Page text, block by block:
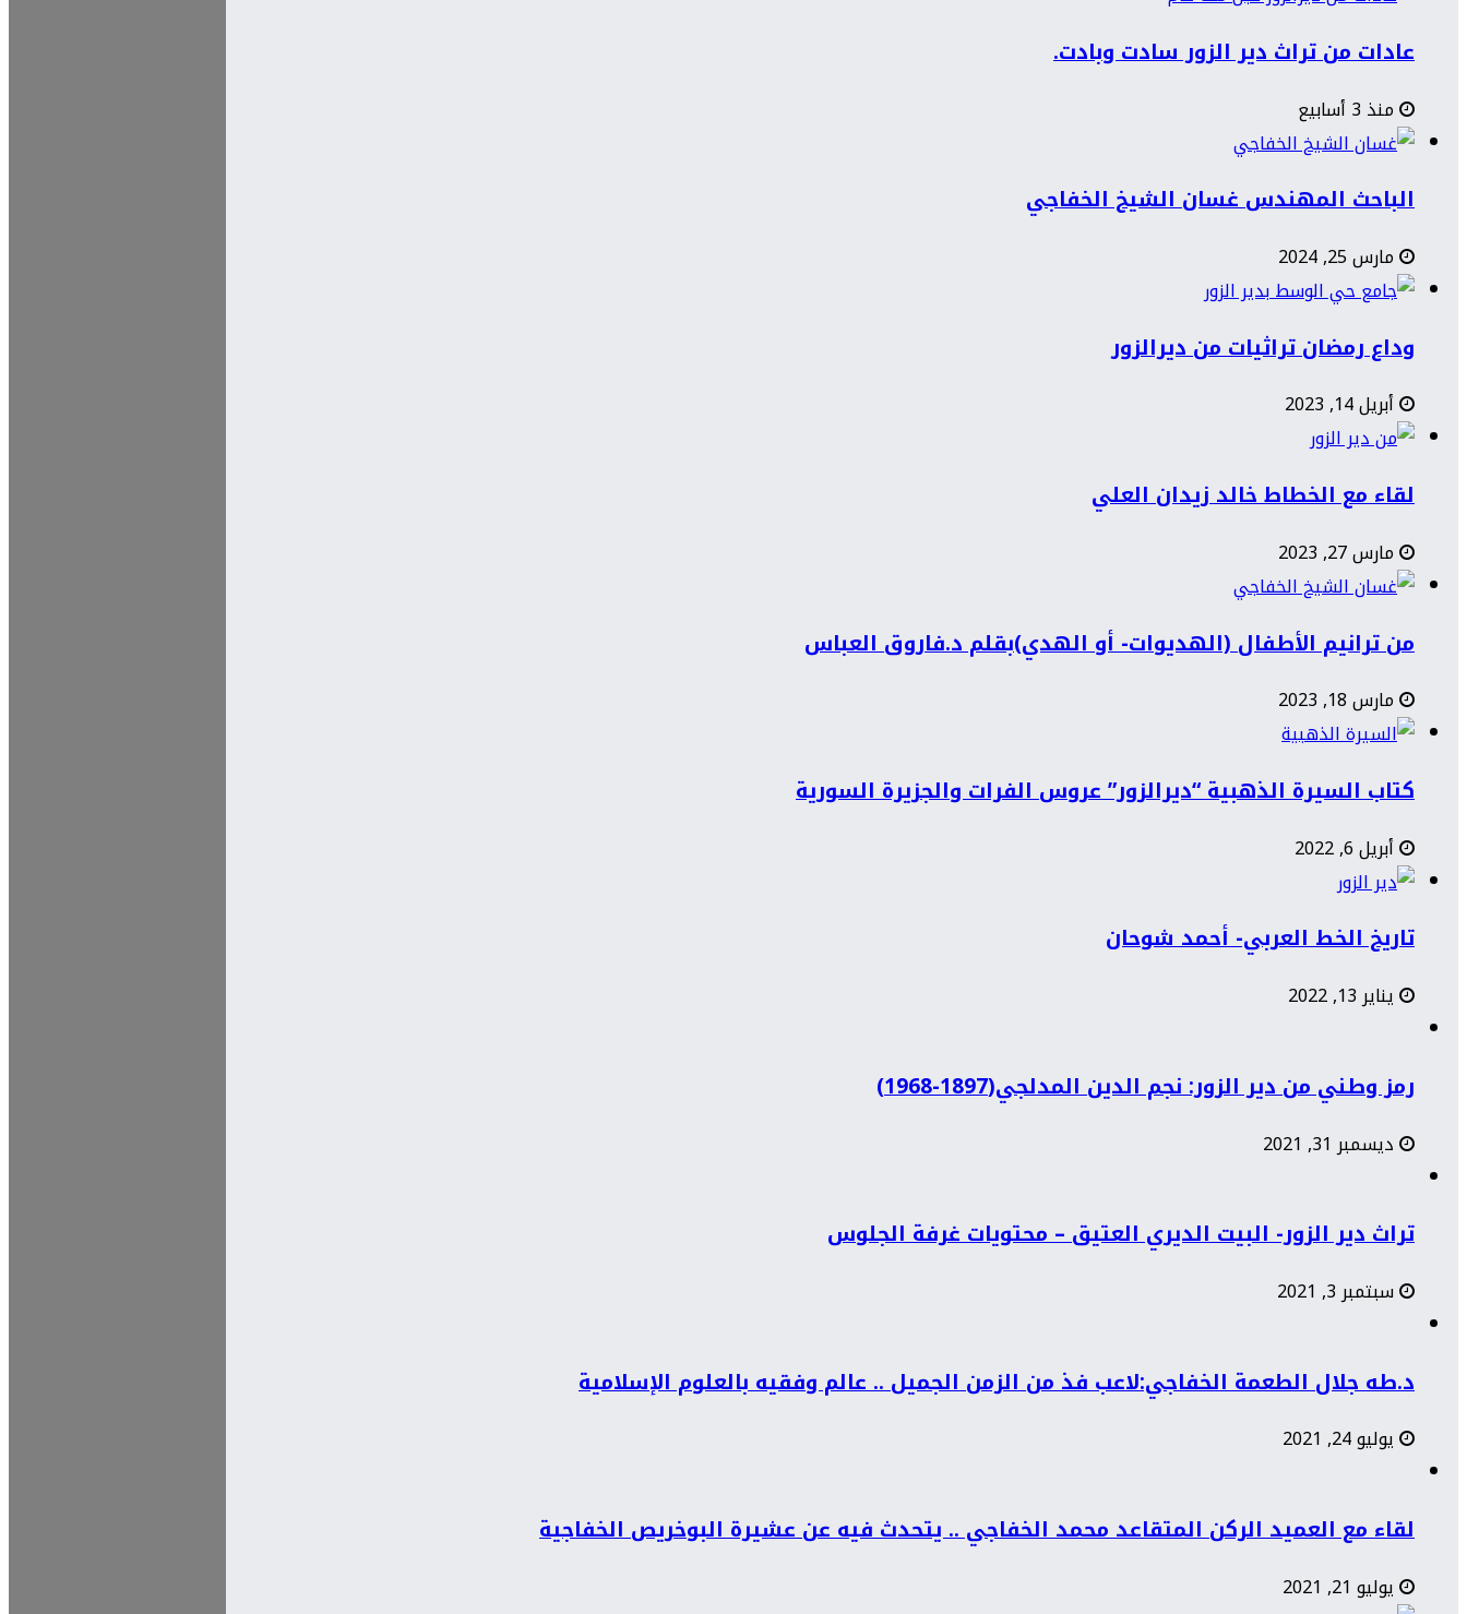
عادات من تراث دير الزور سادت وبادت.
منذ 3 أسابيع
الباحث المهندس غسان الشيخ الخفاجي
مارس 25, 2024
وداع رمضان تراثيات من ديرالزور
أبريل 14, 2023
لقاء مع الخطاط خالد زيدان العلي
مارس 27, 2023
من ترانيم الأطفال (الهديوات- أو الهدي)بقلم د.فاروق العباس
مارس 18, 2023
كتاب السيرة الذهبية “ديرالزور” عروس الفرات والجزيرة السورية
أبريل 6, 2022
تاريخ الخط العربي- أحمد شوحان
يناير 13, 2022
رمز وطني من دير الزور: نجم الدين المدلجي(1897-1968)
ديسمبر 31, 2021
تراث دير الزور- البيت الديري العتيق – محتويات غرفة الجلوس
سبتمبر 3, 2021
د.طه جلال الطعمة الخفاجي:لاعب فذ من الزمن الجميل .. عالم وفقيه بالعلوم الإسلامية
يوليو 24, 2021
لقاء مع العميد الركن المتقاعد محمد الخفاجي .. يتحدث فيه عن عشيرة البوخريص الخفاجية
يوليو 21, 2021